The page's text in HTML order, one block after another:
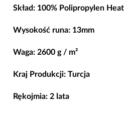
od
225,00 zł
Skład: 100% Polipropylen
Wysokość runa: 13mm
Waga: 2600 g / m²
Kraj Produkcji: Turcja
Rękojmia: 2 lata